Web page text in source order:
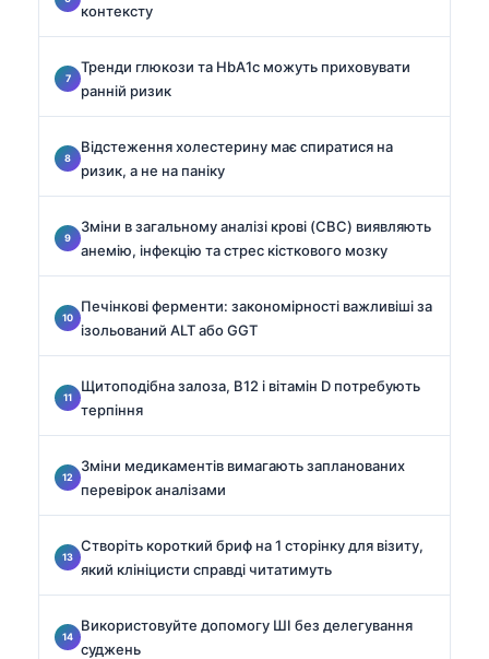
контексту
Тренди глюкози та HbA1c можуть приховувати
ранній ризик
Відстеження холестерину має спиратися на
ризик, а не на паніку
Зміни в загальному аналізі крові (CBC) виявляють
анемію, інфекцію та стрес кісткового мозку
Печінкові ферменти: закономірності важливіші за
ізольований ALT або GGT
Щитоподібна залоза, B12 і вітамін D потребують
терпіння
Зміни медикаментів вимагають запланованих
перевірок аналізами
Створіть короткий бриф на 1 сторінку для візиту,
який клініцисти справді читатимуть
Використовуйте допомогу ШІ без делегування
суджень